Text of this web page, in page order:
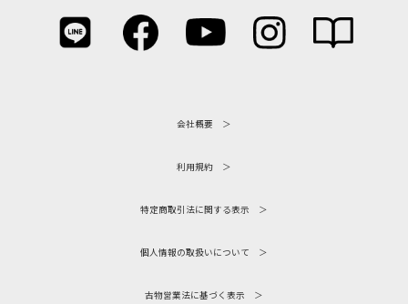
会社概要
利用規約
特定商取引法に関する表示
個人情報の取扱いについて
古物営業法に基づく表示